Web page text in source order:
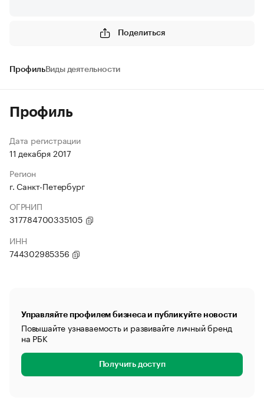
Поделиться
ПрофильВиды деятельности
Профиль
Дата регистрации
11 декабря 2017
Регион
г. Санкт-Петербург
ОГРНИП
317784700335105
ИНН
744302985356
Управляйте профилем бизнеса и публикуйте новости
Повышайте узнаваемость и развивайте личный бренд
на РБК
Получить доступ